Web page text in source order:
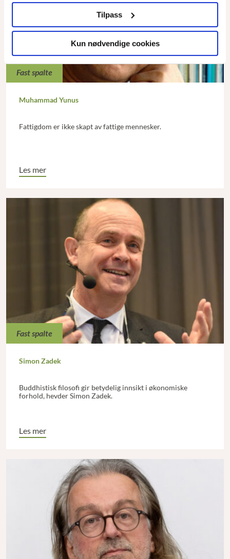
Tilpass
Kun nødvendige cookies
Fast spalte
Muhammad Yunus
Fattigdom er ikke skapt av fattige mennesker.
Les mer
Fast spalte
Simon Zadek
Buddhistisk filosofi gir betydelig innsikt i økonomiske
forhold, hevder Simon Zadek.
Les mer